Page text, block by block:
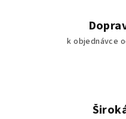
k objednávce